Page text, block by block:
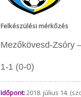
Felkészülési mérkőzés
Mezőkövesd-Zsóry
1-1 (0-0)
Időpont:2018. július 14.